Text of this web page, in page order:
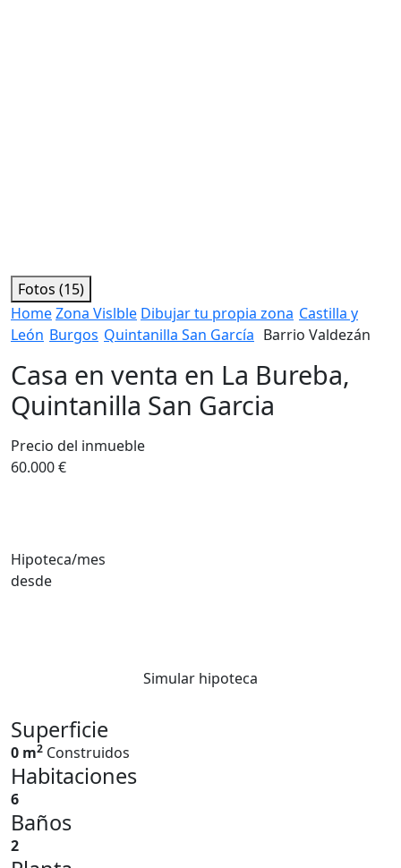
Fotos (15)
HomeZona Vislble Dibujar tu propia zona Castilla y
León Burgos Quintanilla San García Barrio Valdezán
Casa en venta en La Bureba,
Quintanilla San Garcia
Precio del inmueble
60.000 €
Hipoteca/mes
desde
Simular hipoteca
Superficie
0 m2 Construidos
Habitaciones
6
Baños
2